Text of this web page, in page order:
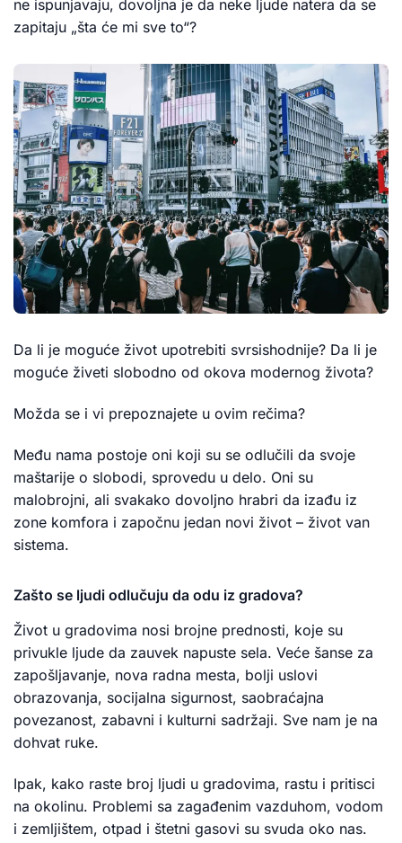
ne ispunjavaju, dovoljna je da neke ljude natera da se
zapitaju „šta će mi sve to“?
Da li je moguće život upotrebiti svrsishodnije? Da li je
moguće živeti slobodno od okova modernog života?
Možda se i vi prepoznajete u ovim rečima?
Među nama postoje oni koji su se odlučili da svoje
maštarije o slobodi, sprovedu u delo. Oni su
malobrojni, ali svakako dovoljno hrabri da izađu iz
zone komfora i započnu jedan novi život – život van
sistema.
Zašto se ljudi odlučuju da odu iz gradova?
Život u gradovima nosi brojne prednosti, koje su
privukle ljude da zauvek napuste sela. Veće šanse za
zapošljavanje, nova radna mesta, bolji uslovi
obrazovanja, socijalna sigurnost, saobraćajna
povezanost, zabavni i kulturni sadržaji. Sve nam je na
dohvat ruke.
Ipak, kako raste broj ljudi u gradovima, rastu i pritisci
na okolinu. Problemi sa zagađenim vazduhom, vodom
i zemljištem, otpad i štetni gasovi su svuda oko nas.